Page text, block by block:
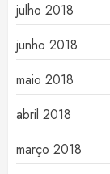
julho 2018
junho 2018
maio 2018
abril 2018
março 2018